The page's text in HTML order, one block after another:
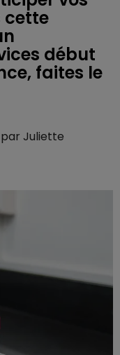
cette
début
faites le
par Juliette